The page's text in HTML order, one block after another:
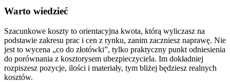
Warto wiedzieć
Szacunkowe koszty to orientacyjna kwota, którą wyliczasz na
podstawie zakresu prac i cen z rynku, zanim zaczniesz naprawę. Nie
jest to wycena „co do złotówki”, tylko praktyczny punkt odniesienia
do porównania z kosztorysem ubezpieczyciela. Im dokładniej
rozpiszesz pozycje, ilości i materiały, tym bliżej będziesz realnych
kosztów.